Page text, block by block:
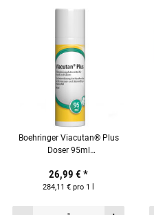
Boehringer Viacutan® Plus
Doser 95ml
Hunde & Katzen
26,99 € *
284,11 € pro 1 l